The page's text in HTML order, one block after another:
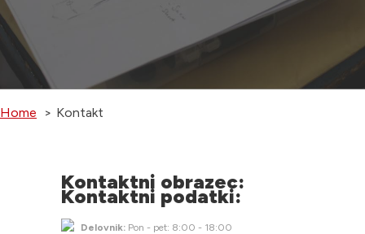
Home Kontakt
Kontaktni podatki:
Delovnik: Pon - pet: 8:00 - 18:00
Kontaktni obrazec: